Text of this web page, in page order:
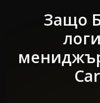
Защо